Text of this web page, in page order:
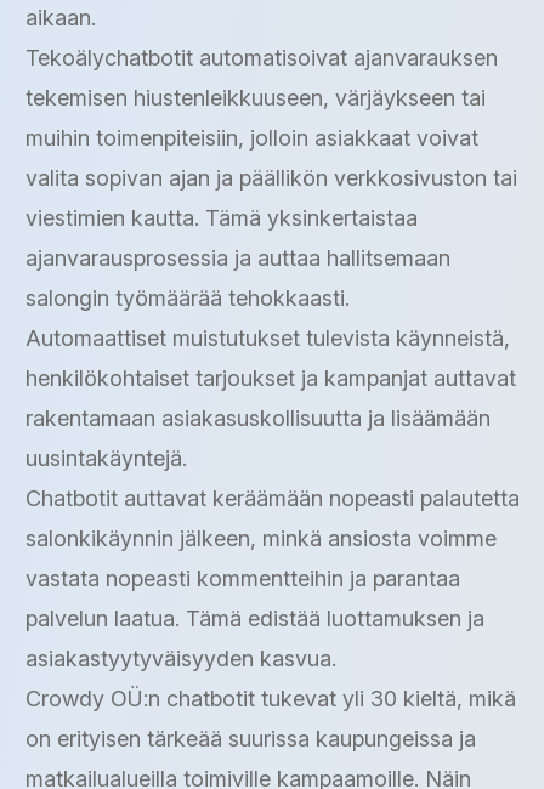
aikaan.
Tekoälychatbotit automatisoivat ajanvarauksen
tekemisen hiustenleikkuuseen, värjäykseen tai
muihin toimenpiteisiin, jolloin asiakkaat voivat
valita sopivan ajan ja päällikön verkkosivuston tai
viestimien kautta. Tämä yksinkertaistaa
ajanvarausprosessia ja auttaa hallitsemaan
salongin työmäärää tehokkaasti.
Automaattiset muistutukset tulevista käynneistä,
henkilökohtaiset tarjoukset ja kampanjat auttavat
rakentamaan asiakasuskollisuutta ja lisäämään
uusintakäyntejä.
Chatbotit auttavat keräämään nopeasti palautetta
salonkikäynnin jälkeen, minkä ansiosta voimme
vastata nopeasti kommentteihin ja parantaa
palvelun laatua. Tämä edistää luottamuksen ja
asiakastyytyväisyyden kasvua.
Crowdy OÜ:n chatbotit tukevat yli 30 kieltä, mikä
on erityisen tärkeää suurissa kaupungeissa ja
matkailualueilla toimiville kampaamoille. Näin